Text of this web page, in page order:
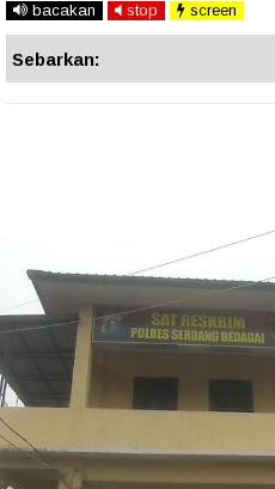
bacakan stop screen
Sebarkan: